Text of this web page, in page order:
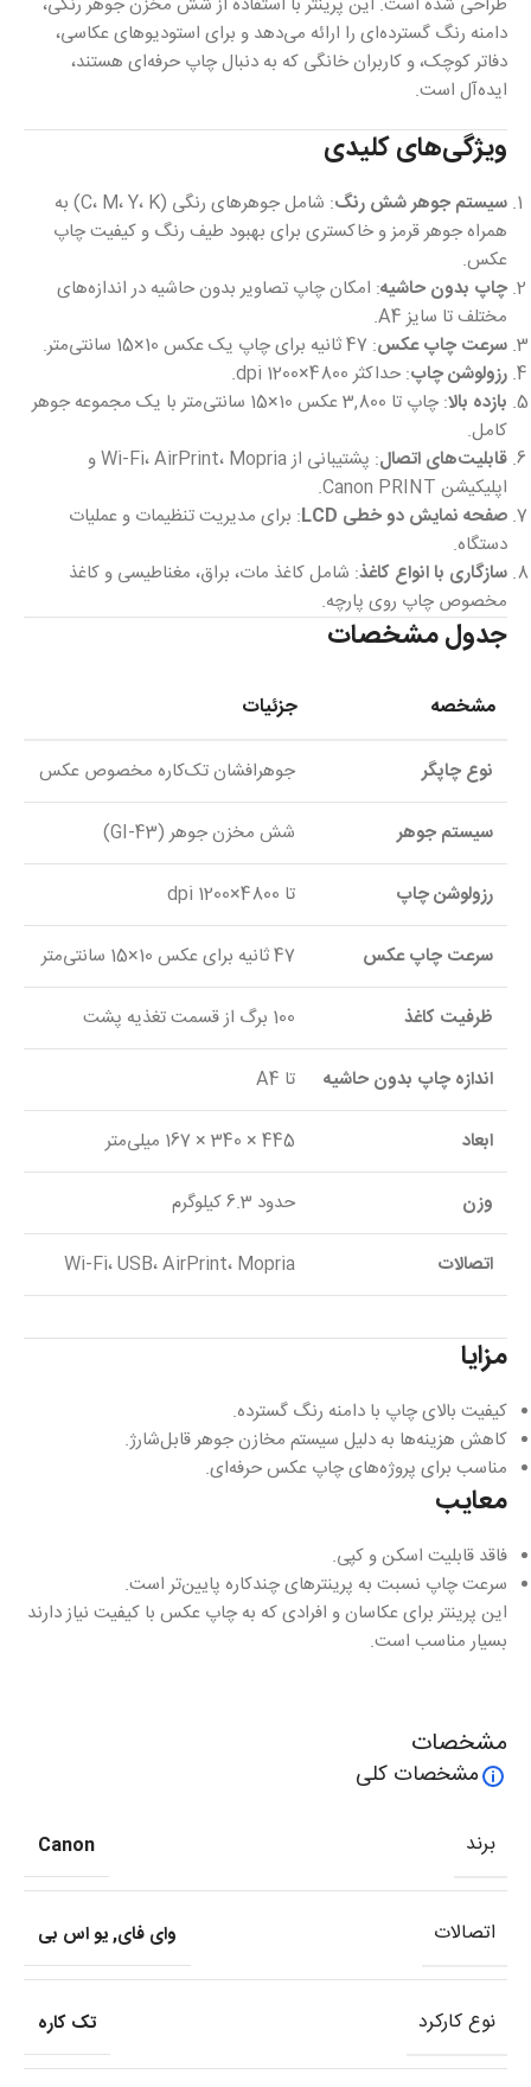
دامنه رنگ گسترده‌ای را ارائه می‌دهد و برای استودیوهای عکاسی،
دفاتر کوچک، و کاربران خانگی که به دنبال چاپ حرفه‌ای هستند،
ایده‌آل است.
ویژگی‌های کلیدی
سیستم جوهر شش رنگ
: شامل جوهرهای رنگی (C، M، Y، K) به
همراه جوهر قرمز و خاکستری برای بهبود طیف رنگ و کیفیت چاپ
عکس.
چاپ بدون حاشیه: امکان چاپ تصاویر بدون حاشیه در اندازه‌های
مختلف تا سایز A4.
سرعت چاپ عکس: 47 ثانیه برای چاپ یک عکس 10×15 سانتی‌متر.
رزولوشن چاپ: حداکثر 4800×1200 dpi.
بازده بالا
: چاپ تا 3,800 عکس 10×15 سانتی‌متر با یک مجموعه جوهر
کامل.
قابلیت‌های اتصال
: پشتیبانی از Wi-Fi، AirPrint، Mopria و
اپلیکیشن Canon PRINT.
صفحه نمایش دو خطی LCD
: برای مدیریت تنظیمات و عملیات
دستگاه.
سازگاری با انواع کاغذ: شامل کاغذ مات، براق، مغناطیسی و کاغذ
مخصوص چاپ روی پارچه.
جدول مشخصات
مشخصه جزئیات
نوع چاپگر جوهرافشان تک‌کاره مخصوص عکس
سیستم جوهر شش مخزن جوهر (GI-43)
رزولوشن چاپ تا 4800×1200 dpi
سرعت چاپ عکس 47 ثانیه برای عکس 10×15 سانتی‌متر
ظرفیت کاغذ 100 برگ از قسمت تغذیه پشت
اندازه چاپ بدون حاشیه تا A4
ابعاد 445 × 340 × 167 میلی‌متر
وزن حدود 6.3 کیلوگرم
اتصالات Wi-Fi، USB، AirPrint، Mopria
مزایا
کیفیت بالای چاپ با دامنه رنگ گسترده.
کاهش هزینه‌ها به دلیل سیستم مخازن جوهر قابل‌شارژ.
مناسب برای پروژه‌های چاپ عکس حرفه‌ای.
معایب
فاقد قابلیت اسکن و کپی.
سرعت چاپ نسبت به پرینترهای چندکاره پایین‌تر است.
این پرینتر برای عکاسان و افرادی که به چاپ عکس با کیفیت نیاز دارند
بسیار مناسب است.
مشخصات
مشخصات کلی
برند Canon
اتصالات وای فای,یو اس بی
نوع کارکرد تک کاره